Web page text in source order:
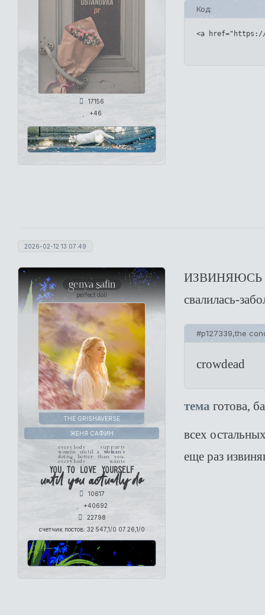
17156
+46
Код:
<a href="https://
2026-02-12 13:07:49
genya safin
perfect doll
THE GRISHAVERSE
ЖЕНЯ САФИН
everybody supports
women until a woman's
doing better than you.
everybody wants
you to love yourself
until you actually do
10617
+40692
22798
счетчик постов: 32 547,1/0 07.26,1/0
ИЗВИНЯЮСЬ
свалилась-
#p127339,the
crowdead
тема готова,
всех
еще раз